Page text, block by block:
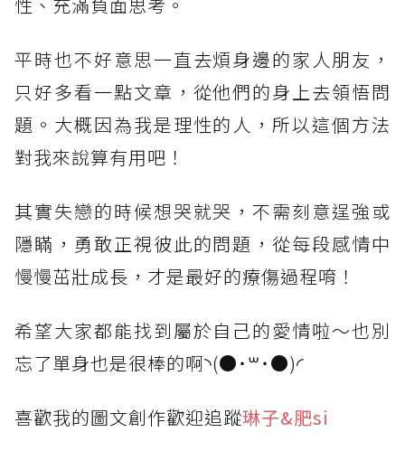
性、充滿負面思考。
平時也不好意思一直去煩身邊的家人朋友，
只好多看一點文章，從他們的身上去領悟問
題。大概因為我是理性的人，所以這個方法
對我來說算有用吧！
其實失戀的時候想哭就哭，不需刻意逞強或
隱瞞，勇敢正視彼此的問題，從每段感情中
慢慢茁壯成長，才是最好的療傷過程唷！
希望大家都能找到屬於自己的愛情啦～也別
忘了單身也是很棒的啊◝(●˙꒳˙●)◜
喜歡我的圖文創作歡迎追蹤琳子&肥si